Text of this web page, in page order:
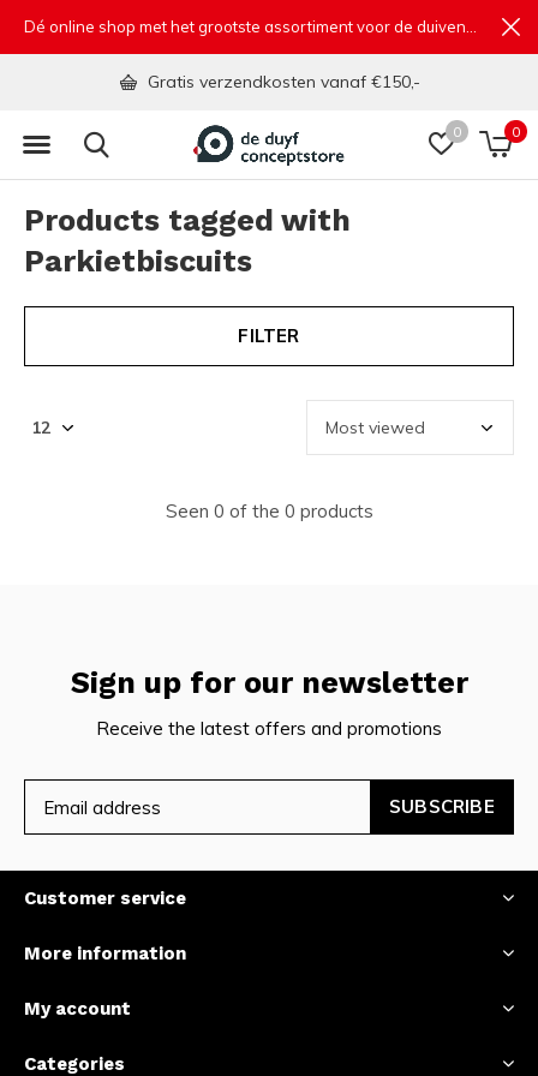
0 0
Gratis verzendkosten vanaf €150,-
Products tagged with
Parkietbiscuits
FILTER
Seen 0 of the 0 products
Sign up for our newsletter
Receive the latest offers and promotions
SUBSCRIBE
Customer service
More information
My account
Categories